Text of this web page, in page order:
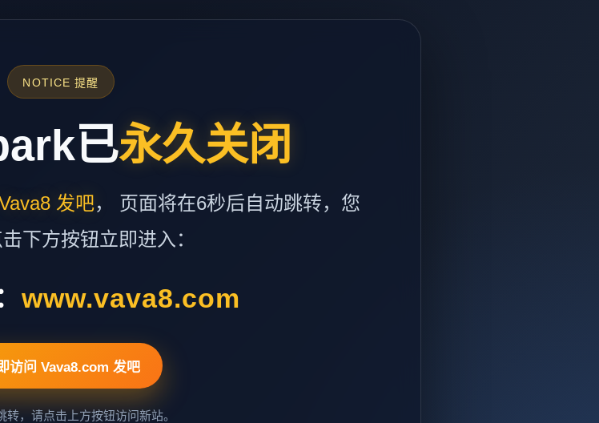
NOTICE 提醒
已永久关闭
发吧， 页面将在6秒后自动跳转，您
下方按钮立即进入：
www.vava8.com
访问 Vava8.com 发吧
转，请点击上方按钮访问新站。